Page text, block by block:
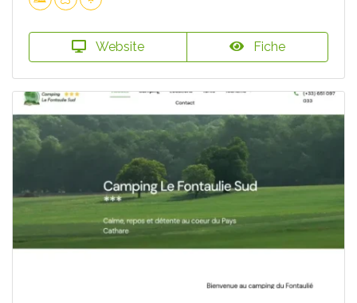
Website Fiche